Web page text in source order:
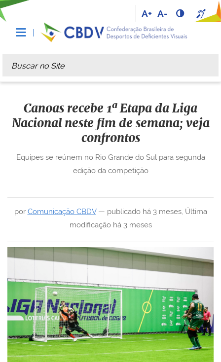
A+ A-
Busca
Busca Avançada…
Canoas recebe 1ª Etapa da Liga
Nacional neste fim de semana; veja
confrontos
por Comunicação CBDV— publicado há 3 meses, Última
modificação há 3 meses
Equipes se reúnem no Rio Grande do Sul para segunda
edição da competição